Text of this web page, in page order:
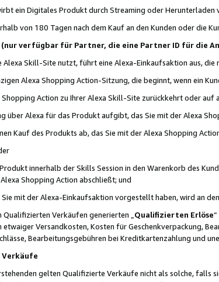
ein Digitales Produkt durch Streaming oder Herunterladen
von 180 Tagen nach dem Kauf an den Kunden oder die
verfügbar für Partner, die eine Partner ID für die
Skill-Site nutzt, führt eine Alexa-Einkaufsaktion aus, die
Alexa Shopping Action-Sitzung, die beginnt, wenn ein
Action zu Ihrer Alexa Skill-Site zurückkehrt oder auf
über Alexa für das Produkt aufgibt, das Sie mit der Alexa
Kauf des Produkts ab, das Sie mit der Alexa Shopping
innerhalb der Skills Session in den Warenkorb des
Shopping Action abschließt; und
mit der Alexa-Einkaufsaktion vorgestellt haben, wird an
Qualifizierten Verkäufen generierten „ Qualifizierten Erlöse
etwaiger Versandkosten, Kosten für Geschenkverpackung,
Bearbeitungsgebühren bei Kreditkartenzahlung und
Verkäufe
gelten Qualifizierte Verkäufe nicht als solche, falls